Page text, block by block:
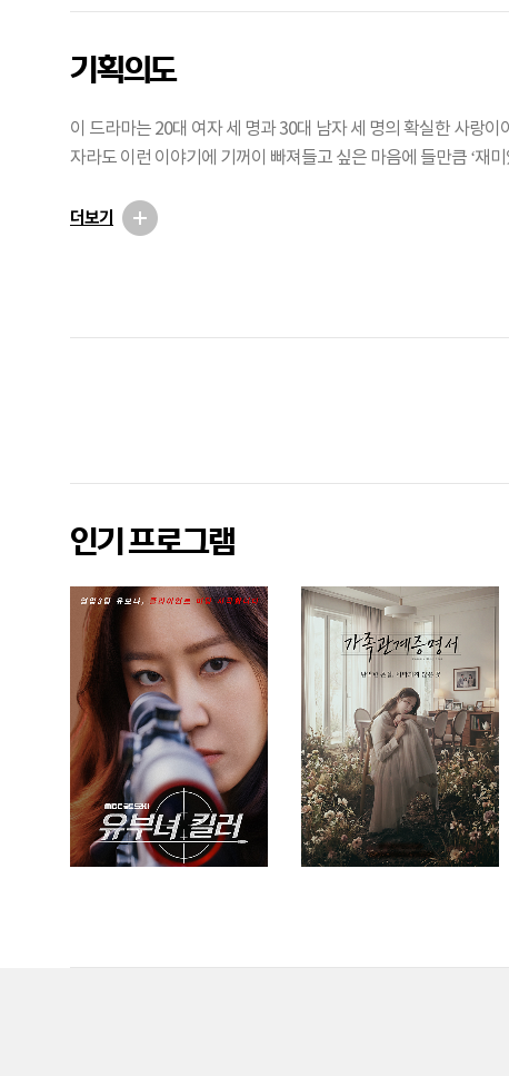
기획의도
이 드라마는 20대 여자 세 명과 30대 남자 세 명의 확실한 사랑이
자라도 이런 이야기에 기꺼이 빠져들고 싶은 마음에 들만큼 ‘재
더보기
인기 프로그램